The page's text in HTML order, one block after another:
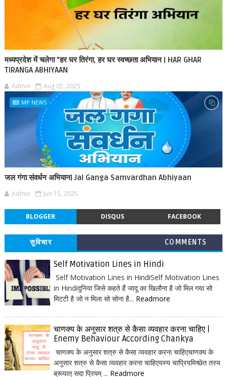
मध्यप्रदेश में चलेगा "हर घर तिरंगा, हर घर स्वच्छता अभियान | HAR GHAR
TIRANGA ABHIYAAN
Admin Aug 05, 2025
MP NEWS
जल गंगा संवर्धन अभियान| Jal Ganga Samvardhan Abhiyaan
Admin Jun 15, 2025
BLOGGER DISQUS FACEBOOK
सुविचार COMMENTS
Self Motivation Lines in Hindi
Self Motivation Lines in HindiSelf Motivation Lines
in Hindiदुनिया जिसे कहते हैं जादू का खिलौना है जो मिल गया सो
मिटटी है जो न मिला सो सोना है... Readmore
चाणक्य के अनुसार शत्रु से कैसा व्यवहार करना चाहिए |
Enemy Behaviour According Chankya
चाणक्य के अनुसार शत्रु से कैसा व्यवहार करना चाहिएचाणक्य के
अनुसार शत्रु से कैसा व्यवहार करना चाहिएयस्य चाप्रियमिच्छेत तस्य
ब्रूयात् सदा प्रियम् ... Readmore